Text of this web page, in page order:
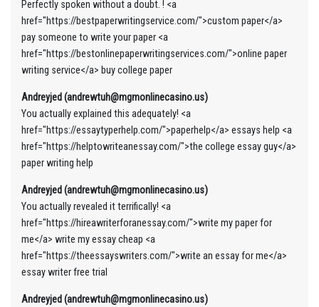
Perfectly spoken without a doubt. ! <a
href="https://bestpaperwritingservice.com/">custom paper</a>
pay someone to write your paper <a
href="https://bestonlinepaperwritingservices.com/">online paper
writing service</a> buy college paper
Andreyjed (andrewtuh@mgmonlinecasino.us)
You actually explained this adequately! <a
href="https://essaytyperhelp.com/">paperhelp</a> essays help <a
href="https://helptowriteanessay.com/">the college essay guy</a>
paper writing help
Andreyjed (andrewtuh@mgmonlinecasino.us)
You actually revealed it terrifically! <a
href="https://hireawriterforanessay.com/">write my paper for
me</a> write my essay cheap <a
href="https://theessayswriters.com/">write an essay for me</a>
essay writer free trial
Andreyjed (andrewtuh@mgmonlinecasino.us)